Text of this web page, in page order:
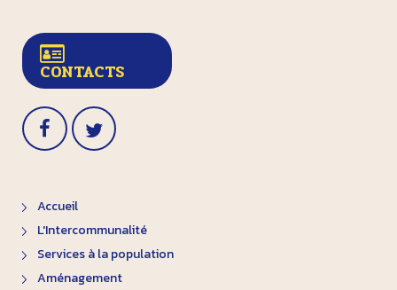
CONTACTS
Accueil
L'Intercommunalité
Services à la population
Aménagement